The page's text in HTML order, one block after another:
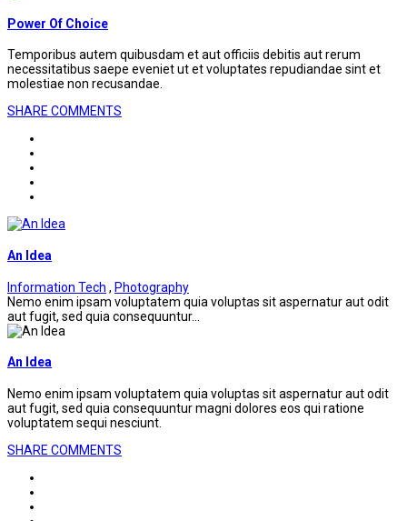
Power Of Choice
Temporibus autem quibusdam et aut officiis debitis aut rerum
necessitatibus saepe eveniet ut et voluptates repudiandae sint et
molestiae non recusandae.
SHARE COMMENTS
An Idea
Information Tech , Photography
Nemo enim ipsam voluptatem quia voluptas sit aspernatur aut odit
aut fugit, sed quia consequuntur...
An Idea
Nemo enim ipsam voluptatem quia voluptas sit aspernatur aut odit
aut fugit, sed quia consequuntur magni dolores eos qui ratione
voluptatem sequi nesciunt.
SHARE COMMENTS